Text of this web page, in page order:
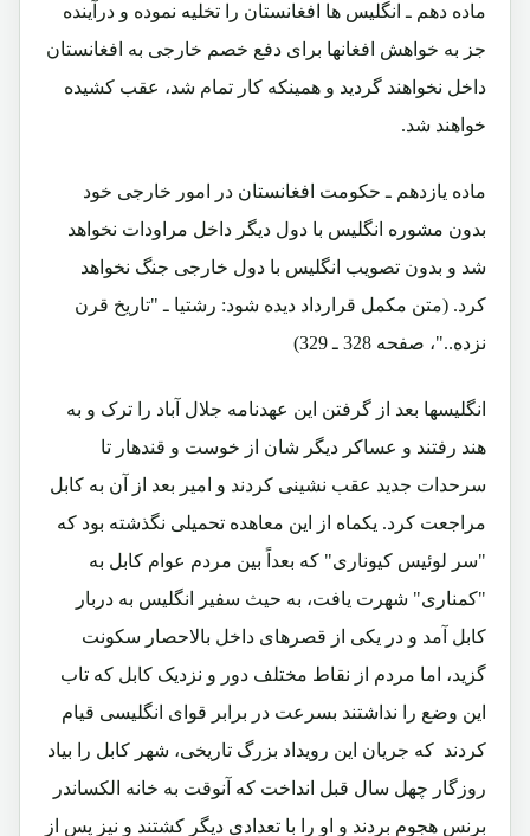
ماده دهم ـ انگلیس ها افغانستان را تخلیه نموده و درآینده
جز به خواهش افغانها برای دفع خصم خارجی به افغانستان
داخل نخواهند گردید و همینکه کار تمام شد، عقب کشیده
خواهند شد.
ماده یازدهم ـ حکومت افغانستان در امور خارجی خود
بدون مشوره انگلیس با دول دیگر داخل مراودات نخواهد
شد و بدون تصویب انگلیس با دول خارجی جنگ نخواهد
کرد. (متن مکمل قرارداد دیده شود: رشتیا ـ "تاریخ قرن
نزده.."، صفحه 328 ـ 329)
انگلیسها بعد از گرفتن این عهدنامه جلال آباد را ترک و به
هند رفتند و عساکر دیگر شان از خوست و قندهار تا
سرحدات جدید عقب نشینی کردند و امیر بعد از آن به کابل
مراجعت کرد. یکماه از این معاهده تحمیلی نگذشته بود که
"سر لوئیس کیوناری" که بعداً بین مردم عوام کابل به
"کمناری" شهرت یافت، به حیث سفیر انگلیس به دربار
کابل آمد و در یکی از قصرهای داخل بالاحصار سکونت
گزید، اما مردم از نقاط مختلف دور و نزدیک کابل که تاب
این وضع را نداشتند بسرعت در برابر قوای انگلیسی قیام
کردند که جریان این رویداد بزرگ تاریخی، شهر کابل را بیاد
روزگار چهل سال قبل انداخت که آنوقت به خانه الکساندر
برنس هجوم بردند و او را با تعدادی دیگر کشتند و نیز پس از